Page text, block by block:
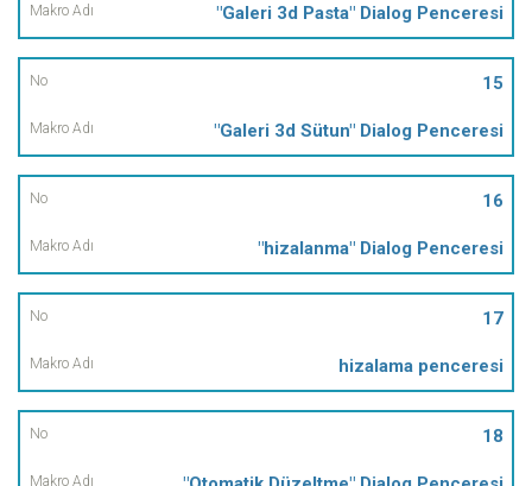
"Galeri 3d Pasta" Dialog Penceresi
15
"Galeri 3d Sütun" Dialog Penceresi
16
"hizalanma" Dialog Penceresi
17
hizalama penceresi
18